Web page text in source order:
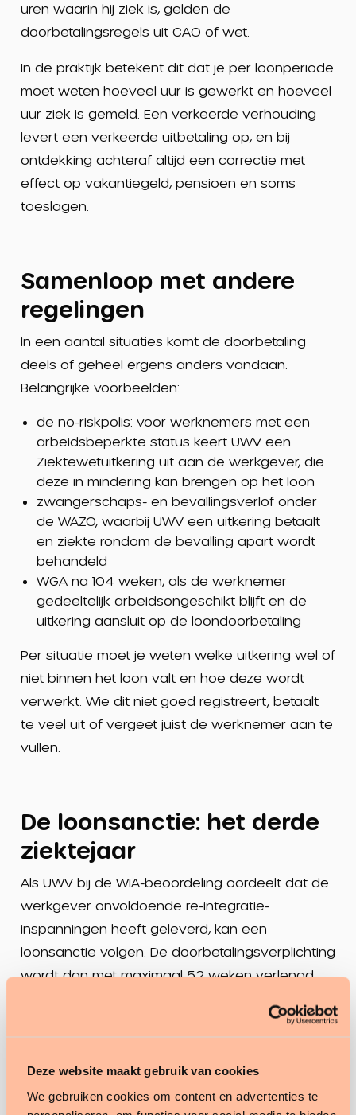
Deze website maakt gebruik van cookies
We gebruiken cookies om content en advertenties te
uren waarin hij ziek is, gelden de
doorbetalingsregels uit CAO of wet.
In de praktijk betekent dit dat je per loonperiode
moet weten hoeveel uur is gewerkt en hoeveel
uur ziek is gemeld. Een verkeerde verhouding
levert een verkeerde uitbetaling op, en bij
ontdekking achteraf altijd een correctie met
effect op vakantiegeld, pensioen en soms
toeslagen.
Samenloop met andere
regelingen
In een aantal situaties komt de doorbetaling
deels of geheel ergens anders vandaan.
Belangrijke voorbeelden:
de no-riskpolis: voor werknemers met een
arbeidsbeperkte status keert UWV een
Ziektewetuitkering uit aan de werkgever, die
deze in mindering kan brengen op het loon
zwangerschaps- en bevallingsverlof onder
de WAZO, waarbij UWV een uitkering betaalt
en ziekte rondom de bevalling apart wordt
behandeld
WGA na 104 weken, als de werknemer
gedeeltelijk arbeidsongeschikt blijft en de
uitkering aansluit op de loondoorbetaling
Per situatie moet je weten welke uitkering wel of
niet binnen het loon valt en hoe deze wordt
verwerkt. Wie dit niet goed registreert, betaalt
te veel uit of vergeet juist de werknemer aan te
vullen.
De loonsanctie: het derde
ziektejaar
Als UWV bij de WIA-beoordeling oordeelt dat de
werkgever onvoldoende re-integratie-
inspanningen heeft geleverd, kan een
loonsanctie volgen. De doorbetalingsverplichting
wordt dan met maximaal 52 weken verlengd,
Dit is een situatie die in de salarisadministratie
financiële impact heeft. Vroege signalen vanuit
het verzuimdossier, zoals een ontbrekend plan